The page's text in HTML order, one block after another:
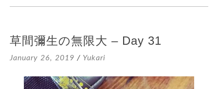
CONTENT
草間彌生の無限大 – Day 31
January 26, 2019 / Yukari